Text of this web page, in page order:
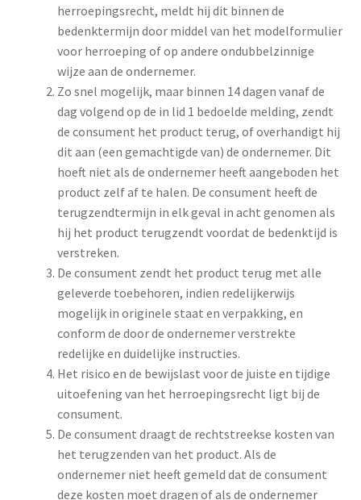
herroepingsrecht, meldt hij dit binnen de
bedenktermijn door middel van het modelformulier
voor herroeping of op andere ondubbelzinnige
wijze aan de ondernemer.
Zo snel mogelijk, maar binnen 14 dagen vanaf de
dag volgend op de in lid 1 bedoelde melding, zendt
de consument het product terug, of overhandigt hij
dit aan (een gemachtigde van) de ondernemer. Dit
hoeft niet als de ondernemer heeft aangeboden het
product zelf af te halen. De consument heeft de
terugzendtermijn in elk geval in acht genomen als
hij het product terugzendt voordat de bedenktijd is
verstreken.
De consument zendt het product terug met alle
geleverde toebehoren, indien redelijkerwijs
mogelijk in originele staat en verpakking, en
conform de door de ondernemer verstrekte
redelijke en duidelijke instructies.
Het risico en de bewijslast voor de juiste en tijdige
uitoefening van het herroepingsrecht ligt bij de
consument.
De consument draagt de rechtstreekse kosten van
het terugzenden van het product. Als de
ondernemer niet heeft gemeld dat de consument
deze kosten moet dragen of als de ondernemer